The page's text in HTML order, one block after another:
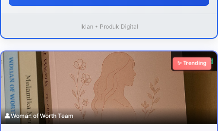
Iklan • Produk Digital
Download
✨ Trending
👤Woman of Worth Team